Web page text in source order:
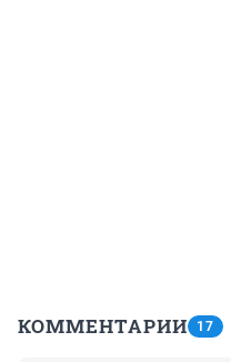
КОММЕНТАРИИ 17